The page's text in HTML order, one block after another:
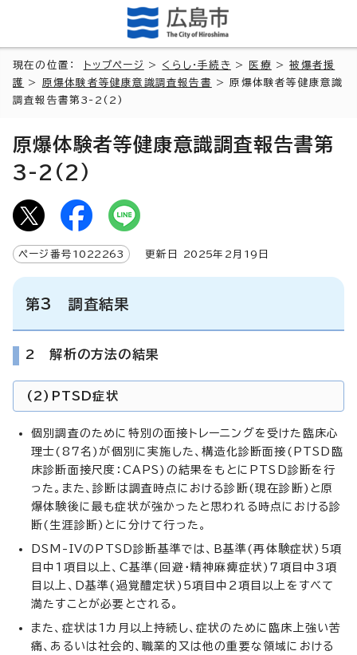
現在の位置： トップページ > くらし・手続き > 医療 >被爆者援
護
> 原爆体験者等健康意識調査報告書
> 原爆体験者等健康意識
調査報告書第3-2(2)
原爆体験者等健康意識調査報告書第
3-2(2)
ページ番号 1022263 更新日 2025年2月 19 日
第3 調査結果
2 解析の方法の結果
(2)PTSD症状
個別調査のために特別の面接トレーニングを受けた臨床心
理士(87名)が個別に実施した、構造化診断面接(PTSD臨
床診断面接尺度：CAPS)の結果をもとにPTSD診断を行
った。また、診断は調査時点における診断(現在診断)と原
爆体験後に最も症状が強かったと思われる時点における診
断(生涯診断)とに分けて行った。
DSM-IVのPTSD診断基準では、B基準(再体験症状)5項
目中1項目以上、C基準(回避・精神麻痺症状)7項目中3項
目以上、D基準(過覚醴定状)5項目中2項目以上をすべて
満たすことが必要とされる。
また、症状は1カ月以上持続し、症状のために臨床上強い苦
痛、あるいは社会的、職業的又は他の重要な領域における